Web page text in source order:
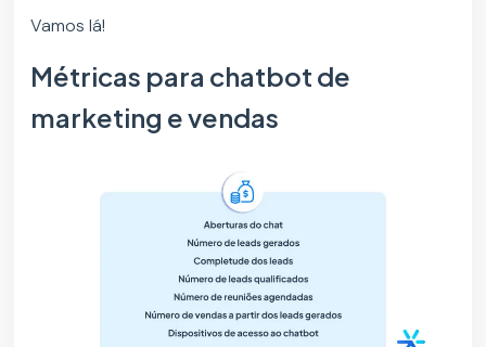
Vamos lá!
Métricas para chatbot de
marketing e vendas